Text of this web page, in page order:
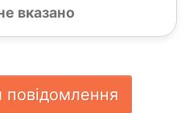
вказано
повідомлення